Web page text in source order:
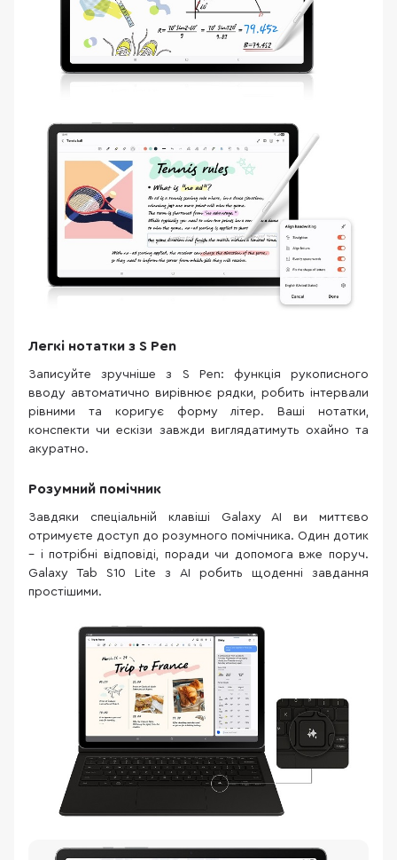
Легкі нотатки з S Pen
Записуйте зручніше з S Pen: функція рукописного
вводу автоматично вирівнює рядки, робить інтервали
рівними та коригує форму літер. Ваші нотатки,
конспекти чи ескізи завжди виглядатимуть охайно та
акуратно.
Розумний помічник
Завдяки спеціальній клавіші Galaxy AI ви миттєво
отримуєте доступ до розумного помічника. Один дотик
– і потрібні відповіді, поради чи допомога вже поруч.
Galaxy Tab S10 Lite з AI робить щоденні завдання
простішими.